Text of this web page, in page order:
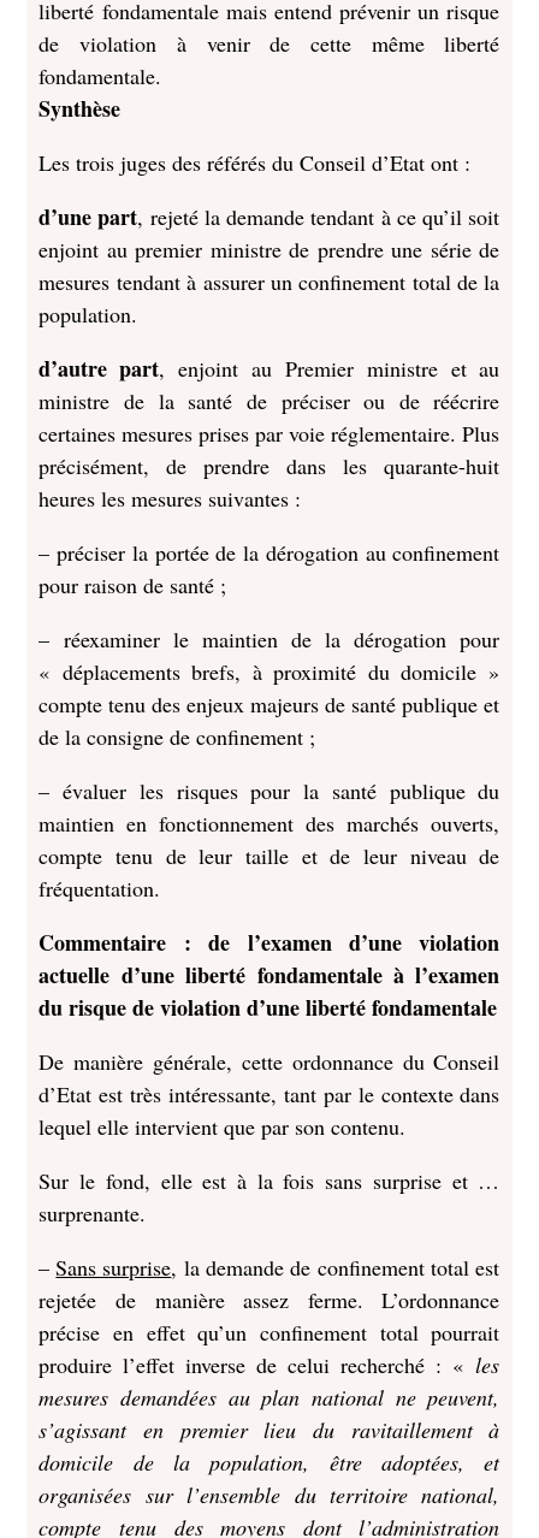
liberté fondamentale mais entend prévenir un risque
de violation à venir de cette même liberté
fondamentale.
Synthèse
Les trois juges des référés du Conseil d’Etat ont :
d’une part, rejeté la demande tendant à ce qu’il soit
enjoint au premier ministre de prendre une série de
mesures tendant à assurer un confinement total de la
population.
d’autre part, enjoint au Premier ministre et au
ministre de la santé de préciser ou de réécrire
certaines mesures prises par voie réglementaire. Plus
précisément, de prendre dans les quarante-huit
heures les mesures suivantes :
– préciser la portée de la dérogation au confinement
pour raison de santé ;
– réexaminer le maintien de la dérogation pour
« déplacements brefs, à proximité du domicile »
compte tenu des enjeux majeurs de santé publique et
de la consigne de confinement ;
– évaluer les risques pour la santé publique du
maintien en fonctionnement des marchés ouverts,
compte tenu de leur taille et de leur niveau de
fréquentation.
Commentaire : de l’examen d’une violation
actuelle d’une liberté fondamentale à l’examen
du risque de violation d’une liberté fondamentale
De manière générale, cette ordonnance du Conseil
d’Etat est très intéressante, tant par le contexte dans
lequel elle intervient que par son contenu.
Sur le fond, elle est à la fois sans surprise et …
surprenante.
–Sans surprise, la demande de confinement total est
rejetée de manière assez ferme. L’ordonnance
précise en effet qu’un confinement total pourrait
produire l’effet inverse de celui recherché : «les
mesures demandées au plan national ne peuvent,
s’agissant en premier lieu du ravitaillement à
domicile de la population, être adoptées, et
organisées sur l’ensemble du territoire national,
compte tenu des moyens dont l’administration